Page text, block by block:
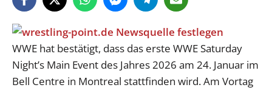
WWE hat bestätigt, dass das erste WWE Saturday
Night’s Main Event des Jahres 2026 am 24. Januar im
Bell Centre in Montreal stattfinden wird. Am Vortag